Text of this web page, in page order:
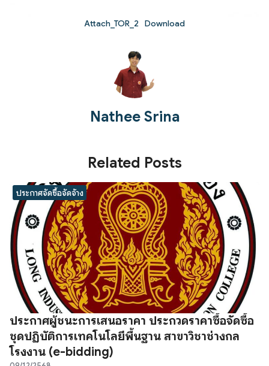
Attach_TOR_2 Download
Nathee Srina
Related Posts
ประกาศจัดซื้อจัดจ้าง
ประกาศผู้ชนะการเสนอราคา ประกวดราคาซื้อจัดซื้อ
ชุดปฏิบัติการเทคโนโลยีพื้นฐาน สาขาวิชาช่างกล
โรงงาน (e-bidding)